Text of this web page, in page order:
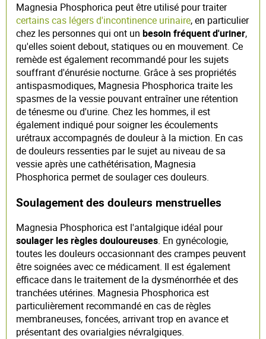
Magnesia Phosphorica peut être utilisé pour traiter
certains cas légers d'incontinence urinaire, en particulier
chez les personnes qui ont un besoin fréquent d'uriner,
qu'elles soient debout, statiques ou en mouvement. Ce
remède est également recommandé pour les sujets
souffrant d'énurésie nocturne. Grâce à ses propriétés
antispasmodiques, Magnesia Phosphorica traite les
spasmes de la vessie pouvant entraîner une rétention
de ténesme ou d'urine. Chez les hommes, il est
également indiqué pour soigner les écoulements
urétraux accompagnés de douleur à la miction. En cas
de douleurs ressenties par le sujet au niveau de sa
vessie après une cathétérisation, Magnesia
Phosphorica permet de soulager ces douleurs.
Soulagement des douleurs menstruelles
Magnesia Phosphorica est l'antalgique idéal pour
soulager les règles douloureuses. En gynécologie,
toutes les douleurs occasionnant des crampes peuvent
être soignées avec ce médicament. Il est également
efficace dans le traitement de la dysménorrhée et des
tranchées utérines. Magnesia Phosphorica est
particulièrement recommandé en cas de règles
membraneuses, foncées, arrivant trop en avance et
présentant des ovarialgies névralgiques.